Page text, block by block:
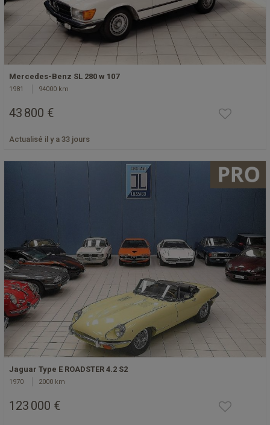
Mercedes-Benz SL 280 w 107
1981 94000 km
43 800 €
Actualisé il y a 33 jours
Jaguar Type E ROADSTER 4.2 S2
1970 2000 km
123 000 €